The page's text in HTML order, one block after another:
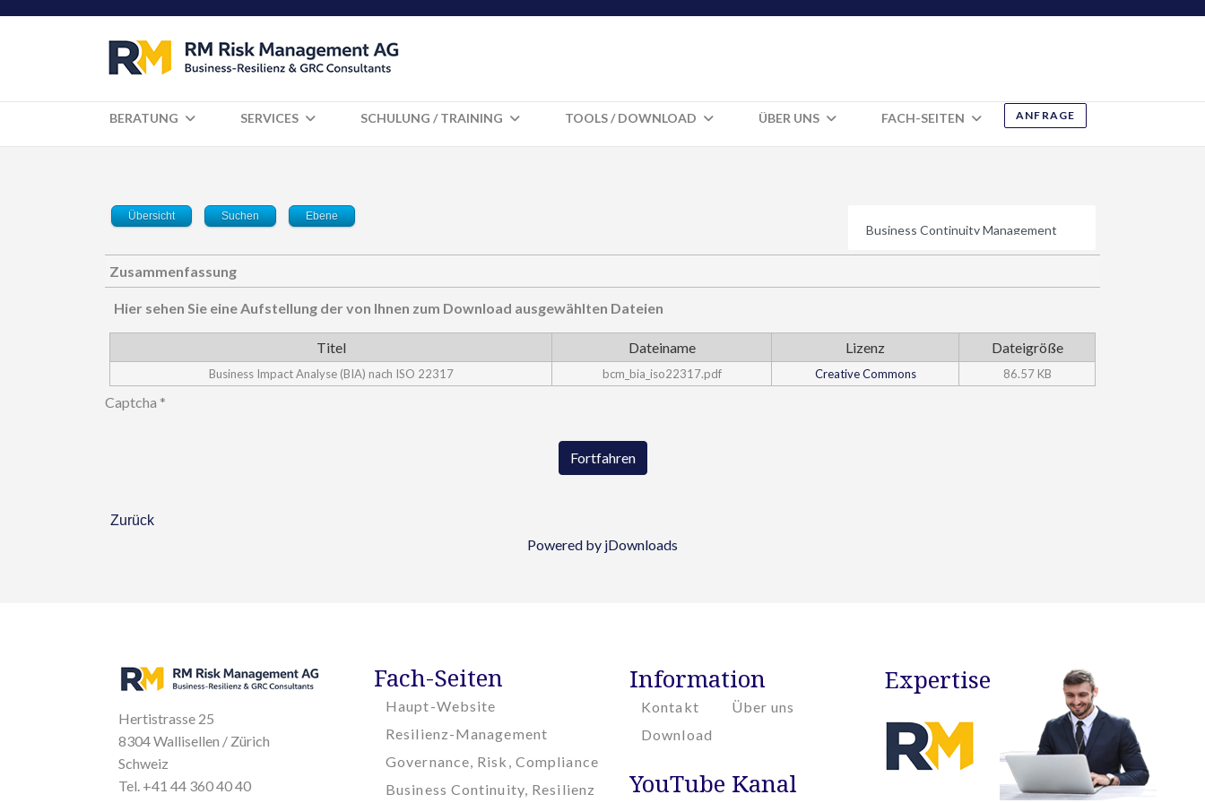
ANFRAGE
BERATUNG SERVICES SCHULUNG / TRAINING TOOLS / DOWNLOAD ÜBER UNS FACH-SEITEN
Übersicht Suchen Ebene
Zusammenfassung
Hier sehen Sie eine Aufstellung der von Ihnen zum Download ausgewählten Dateien
Titel Dateiname Lizenz Dateigröße
Business Impact Analyse (BIA) nach ISO 22317 bcm_bia_iso22317.pdf Creative Commons 86.57 KB
Captcha *
Fortfahren
Zurück
Powered by jDownloads
Hertistrasse 25
8304 Wallisellen / Zürich
Schweiz
Tel. +41 44 360 40 40
Fach-Seiten
Haupt-Website
Resilienz-Management
Governance, Risk, Compliance
Business Continuity, Resilienz
Information
Kontakt
Über uns
Download
YouTube Kanal
Expertise